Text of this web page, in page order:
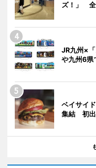
ズ！」 全
JR九州×
や九州6県
ベイサイ
集結 初出